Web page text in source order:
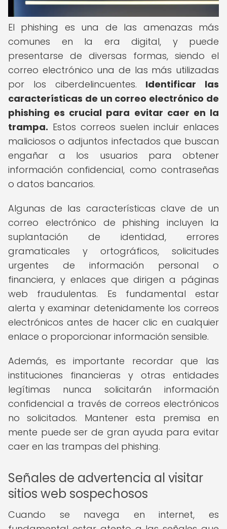
El phishing es una de las amenazas más
comunes en la era digital, y puede
presentarse de diversas formas, siendo el
correo electrónico una de las más utilizadas
por los ciberdelincuentes. Identificar las
características de un correo electrónico de
phishing es crucial para evitar caer en la
trampa. Estos correos suelen incluir enlaces
maliciosos o adjuntos infectados que buscan
engañar a los usuarios para obtener
información confidencial, como contraseñas
o datos bancarios.
Algunas de las características clave de un
correo electrónico de phishing incluyen la
suplantación de identidad, errores
gramaticales y ortográficos, solicitudes
urgentes de información personal o
financiera, y enlaces que dirigen a páginas
web fraudulentas. Es fundamental estar
alerta y examinar detenidamente los correos
electrónicos antes de hacer clic en cualquier
enlace o proporcionar información sensible.
Además, es importante recordar que las
instituciones financieras y otras entidades
legítimas nunca solicitarán información
confidencial a través de correos electrónicos
no solicitados. Mantener esta premisa en
mente puede ser de gran ayuda para evitar
caer en las trampas del phishing.
Señales de advertencia al visitar
sitios web sospechosos
Cuando se navega en internet, es